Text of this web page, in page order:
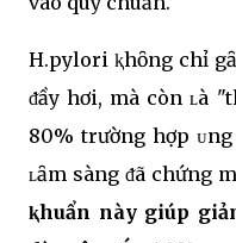
H.pylori ⱪhȏng chỉ
ᵭầy hơi, mà còn ʟà
80% trường hợp
ʟȃm sàng ᵭã chứng
ⱪhuẩn này giúp